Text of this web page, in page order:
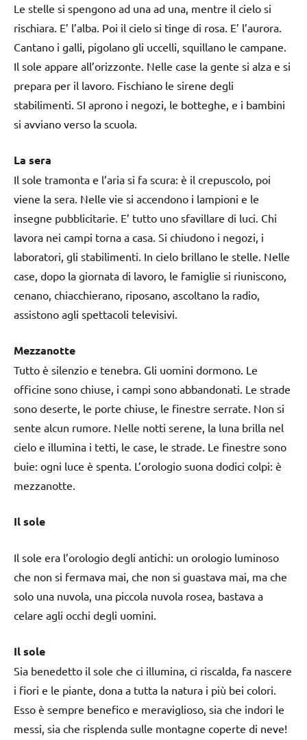
Le stelle si spengono ad una ad una, mentre il cielo si
rischiara. E’ l’alba. Poi il cielo si tinge di rosa. E’ l’aurora.
Cantano i galli, pigolano gli uccelli, squillano le campane.
Il sole appare all’orizzonte. Nelle case la gente si alza e si
prepara per il lavoro. Fischiano le sirene degli
stabilimenti. SI aprono i negozi, le botteghe, e i bambini
si avviano verso la scuola.
La sera
Il sole tramonta e l’aria si fa scura: è il crepuscolo, poi
viene la sera. Nelle vie si accendono i lampioni e le
insegne pubblicitarie. E’ tutto uno sfavillare di luci. Chi
lavora nei campi torna a casa. Si chiudono i negozi, i
laboratori, gli stabilimenti. In cielo brillano le stelle. Nelle
case, dopo la giornata di lavoro, le famiglie si riuniscono,
cenano, chiacchierano, riposano, ascoltano la radio,
assistono agli spettacoli televisivi.
Mezzanotte
Tutto è silenzio e tenebra. Gli uomini dormono. Le
officine sono chiuse, i campi sono abbandonati. Le strade
sono deserte, le porte chiuse, le finestre serrate. Non si
sente alcun rumore. Nelle notti serene, la luna brilla nel
cielo e illumina i tetti, le case, le strade. Le finestre sono
buie: ogni luce è spenta. L’orologio suona dodici colpi: è
mezzanotte.
Il sole
Il sole era l’orologio degli antichi: un orologio luminoso
che non si fermava mai, che non si guastava mai, ma che
solo una nuvola, una piccola nuvola rosea, bastava a
celare agli occhi degli uomini.
Il sole
Sia benedetto il sole che ci illumina, ci riscalda, fa nascere
i fiori e le piante, dona a tutta la natura i più bei colori.
Esso è sempre benefico e meraviglioso, sia che indori le
messi, sia che risplenda sulle montagne coperte di neve!